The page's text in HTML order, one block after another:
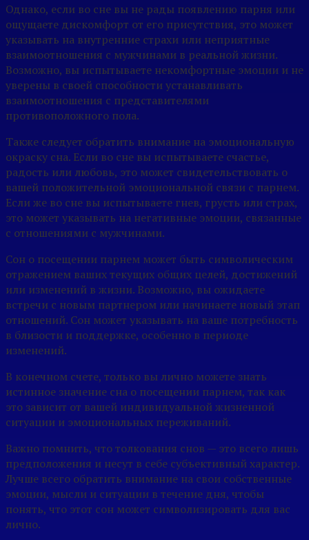
Однако, если во сне вы не рады появлению парня или
ощущаете дискомфорт от его присутствия, это может
указывать на внутренние страхи или неприятные
взаимоотношения с мужчинами в реальной жизни.
Возможно, вы испытываете некомфортные эмоции и не
уверены в своей способности устанавливать
взаимоотношения с представителями
противоположного пола.
Также следует обратить внимание на эмоциональную
окраску сна. Если во сне вы испытываете счастье,
радость или любовь, это может свидетельствовать о
вашей положительной эмоциональной связи с парнем.
Если же во сне вы испытываете гнев, грусть или страх,
это может указывать на негативные эмоции, связанные
с отношениями с мужчинами.
Сон о посещении парнем может быть символическим
отражением ваших текущих общих целей, достижений
или изменений в жизни. Возможно, вы ожидаете
встречи с новым партнером или начинаете новый этап
отношений. Сон может указывать на ваше потребность
в близости и поддержке, особенно в периоде
изменений.
В конечном счете, только вы лично можете знать
истинное значение сна о посещении парнем, так как
это зависит от вашей индивидуальной жизненной
ситуации и эмоциональных переживаний.
Важно помнить, что толкования снов — это всего лишь
предположения и несут в себе субъективный характер.
Лучше всего обратить внимание на свои собственные
эмоции, мысли и ситуации в течение дня, чтобы
понять, что этот сон может символизировать для вас
лично.